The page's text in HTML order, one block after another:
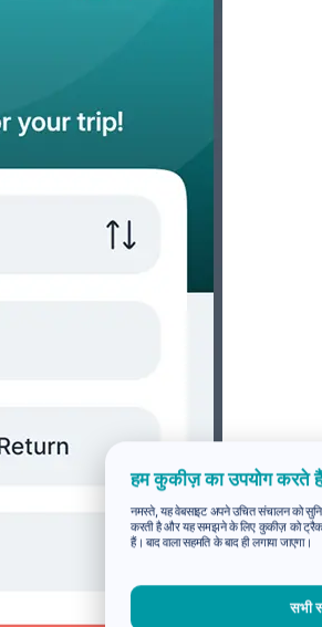
हम कुकीज़ का उपयोग करते
नमस्ते, यह वेबसाइट अपने उचित संचालन को
करती है और यह समझने के लिए कुकीज़ को
हैं। बाद वाला सहमति के बाद ही लगाया जाएगा।
सभी